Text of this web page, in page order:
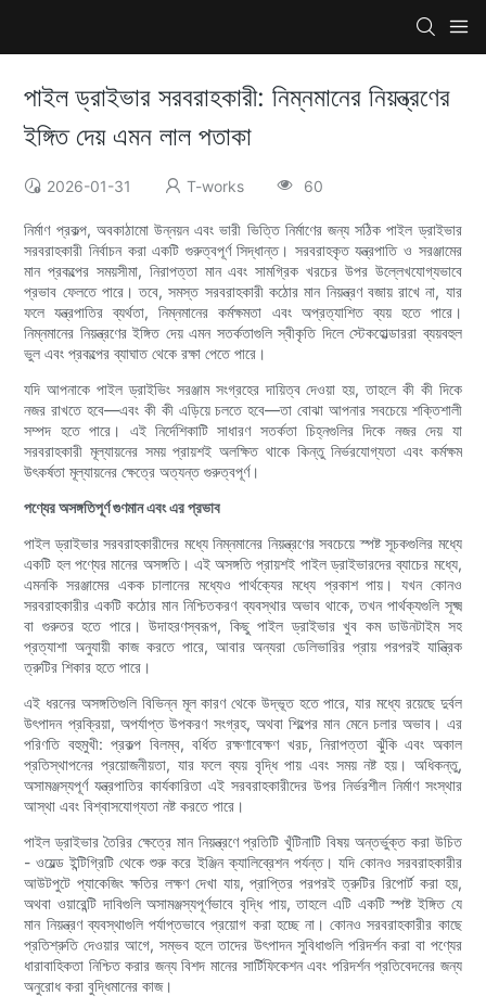
পাইল ড্রাইভার সরবরাহকারী: নিম্নমানের নিয়ন্ত্রণের
ইঙ্গিত দেয় এমন লাল পতাকা
2026-01-31 T-works 60
নির্মাণ প্রকল্প, অবকাঠামো উন্নয়ন এবং ভারী ভিত্তি নির্মাণের জন্য সঠিক পাইল ড্রাইভার
সরবরাহকারী নির্বাচন করা একটি গুরুত্বপূর্ণ সিদ্ধান্ত। সরবরাহকৃত যন্ত্রপাতি ও সরঞ্জামের
মান প্রকল্পের সময়সীমা, নিরাপত্তা মান এবং সামগ্রিক খরচের উপর উল্লেখযোগ্যভাবে
প্রভাব ফেলতে পারে। তবে, সমস্ত সরবরাহকারী কঠোর মান নিয়ন্ত্রণ বজায় রাখে না, যার
ফলে যন্ত্রপাতির ব্যর্থতা, নিম্নমানের কর্মক্ষমতা এবং অপ্রত্যাশিত ব্যয় হতে পারে।
নিম্নমানের নিয়ন্ত্রণের ইঙ্গিত দেয় এমন সতর্কতাগুলি স্বীকৃতি দিলে স্টেকহোল্ডাররা ব্যয়বহুল
ভুল এবং প্রকল্পের ব্যাঘাত থেকে রক্ষা পেতে পারে।
যদি আপনাকে পাইল ড্রাইভিং সরঞ্জাম সংগ্রহের দায়িত্ব দেওয়া হয়, তাহলে কী কী দিকে
নজর রাখতে হবে—এবং কী কী এড়িয়ে চলতে হবে—তা বোঝা আপনার সবচেয়ে শক্তিশালী
সম্পদ হতে পারে। এই নির্দেশিকাটি সাধারণ সতর্কতা চিহ্নগুলির দিকে নজর দেয় যা
সরবরাহকারী মূল্যায়নের সময় প্রায়শই অলক্ষিত থাকে কিন্তু নির্ভরযোগ্যতা এবং কর্মক্ষম
উৎকর্ষতা মূল্যায়নের ক্ষেত্রে অত্যন্ত গুরুত্বপূর্ণ।
পণ্যের অসঙ্গতিপূর্ণ গুণমান এবং এর প্রভাব
পাইল ড্রাইভার সরবরাহকারীদের মধ্যে নিম্নমানের নিয়ন্ত্রণের সবচেয়ে স্পষ্ট সূচকগুলির মধ্যে
একটি হল পণ্যের মানের অসঙ্গতি। এই অসঙ্গতি প্রায়শই পাইল ড্রাইভারদের ব্যাচের মধ্যে,
এমনকি সরঞ্জামের একক চালানের মধ্যেও পার্থক্যের মধ্যে প্রকাশ পায়। যখন কোনও
সরবরাহকারীর একটি কঠোর মান নিশ্চিতকরণ ব্যবস্থার অভাব থাকে, তখন পার্থক্যগুলি সূক্ষ্ম
বা গুরুতর হতে পারে। উদাহরণস্বরূপ, কিছু পাইল ড্রাইভার খুব কম ডাউনটাইম সহ
প্রত্যাশা অনুযায়ী কাজ করতে পারে, আবার অন্যরা ডেলিভারির প্রায় পরপরই যান্ত্রিক
ত্রুটির শিকার হতে পারে।
এই ধরনের অসঙ্গতিগুলি বিভিন্ন মূল কারণ থেকে উদ্ভূত হতে পারে, যার মধ্যে রয়েছে দুর্বল
উৎপাদন প্রক্রিয়া, অপর্যাপ্ত উপকরণ সংগ্রহ, অথবা শিল্পের মান মেনে চলার অভাব। এর
পরিণতি বহুমুখী: প্রকল্প বিলম্ব, বর্ধিত রক্ষণাবেক্ষণ খরচ, নিরাপত্তা ঝুঁকি এবং অকাল
প্রতিস্থাপনের প্রয়োজনীয়তা, যার ফলে ব্যয় বৃদ্ধি পায় এবং সময় নষ্ট হয়। অধিকন্তু,
অসামঞ্জস্যপূর্ণ যন্ত্রপাতির কার্যকারিতা এই সরবরাহকারীদের উপর নির্ভরশীল নির্মাণ সংস্থার
আস্থা এবং বিশ্বাসযোগ্যতা নষ্ট করতে পারে।
পাইল ড্রাইভার তৈরির ক্ষেত্রে মান নিয়ন্ত্রণে প্রতিটি খুঁটিনাটি বিষয় অন্তর্ভুক্ত করা উচিত
- ওয়েল্ড ইন্টিগ্রিটি থেকে শুরু করে ইঞ্জিন ক্যালিব্রেশন পর্যন্ত। যদি কোনও সরবরাহকারীর
আউটপুটে প্যাকেজিং ক্ষতির লক্ষণ দেখা যায়, প্রাপ্তির পরপরই ত্রুটির রিপোর্ট করা হয়,
অথবা ওয়ারেন্টি দাবিগুলি অসামঞ্জস্যপূর্ণভাবে বৃদ্ধি পায়, তাহলে এটি একটি স্পষ্ট ইঙ্গিত যে
মান নিয়ন্ত্রণ ব্যবস্থাগুলি পর্যাপ্তভাবে প্রয়োগ করা হচ্ছে না। কোনও সরবরাহকারীর কাছে
প্রতিশ্রুতি দেওয়ার আগে, সম্ভব হলে তাদের উৎপাদন সুবিধাগুলি পরিদর্শন করা বা পণ্যের
ধারাবাহিকতা নিশ্চিত করার জন্য বিশদ মানের সার্টিফিকেশন এবং পরিদর্শন প্রতিবেদনের জন্য
অনুরোধ করা বুদ্ধিমানের কাজ।